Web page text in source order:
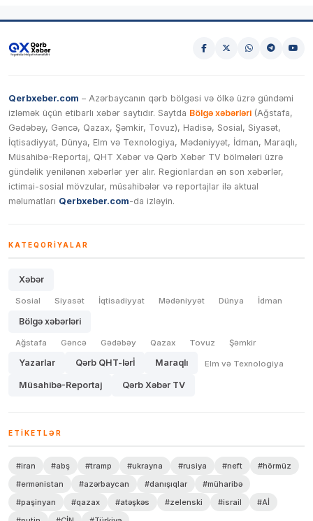
Qerbxeber.com – Azərbaycanın qərb bölgəsi və ölkə üzrə gündəmi
izləmək üçün etibarlı xəbər saytıdır. Saytda Bölgə xəbərləri (Ağstafa,
Gədəbəy, Gəncə, Qazax, Şəmkir, Tovuz), Hadisə, Sosial, Siyasət,
İqtisadiyyat, Dünya, Elm və Texnologiya, Mədəniyyət, İdman, Maraqlı,
Müsahibə-Reportaj, QHT Xəbər və Qərb Xəbər TV bölmələri üzrə
gündəlik yenilənən xəbərlər yer alır. Regionlardan ən son xəbərlər,
ictimai-sosial mövzular, müsahibələr və reportajlar ilə aktual
məlumatları Qerbxeber.com-da izləyin.
KATEQORIYALAR
Xəbər
Sosial Siyasət İqtisadiyyat Mədəniyyət Dünya İdman
Bölgə xəbərləri
Ağstafa Gəncə Gədəbəy Qazax Tovuz Şəmkir
Yazarlar Qərb QHT-lərİ Maraqlı Elm və Texnologiya
Müsahibə-Reportaj Qərb Xəbər TV
ETIKETLƏR
#iran #abş #tramp #ukrayna #rusiya #neft
#hörmüz
#ermənistan
#azərbaycan #danışıqlar
#müharibə
#paşinyan
#qazax #atəşkəs #zelenski #israil
#Aİ